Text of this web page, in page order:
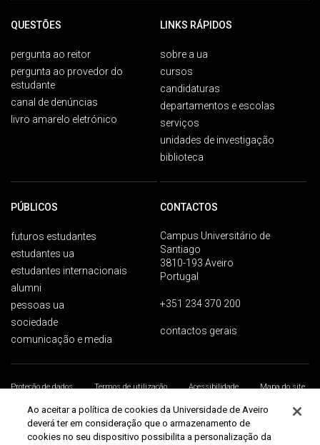
QUESTÕES
pergunta ao reitor
pergunta ao provedor do
estudante
canal de denúncias
livro amarelo eletrónico
LINKS RÁPIDOS
sobre a ua
cursos
candidaturas
departamentos e escolas
serviços
unidades de investigação
biblioteca
PÚBLICOS
futuros estudantes
estudantes ua
estudantes internacionais
alumni
pessoas ua
sociedade
comunicação e media
CONTACTOS
Campus Universitário de
Santiago
3810-193 Aveiro
Portugal
+351 234 370 200
contactos gerais
Proteção de dados Termos de utilização Acessibilidade
Mapa do site
Universidade de Aveiro 2026
Ao aceitar a política de cookies da Universidade de Aveiro
deverá ter em consideração que o armazenamento de
cookies no seu dispositivo possibilita a personalização da